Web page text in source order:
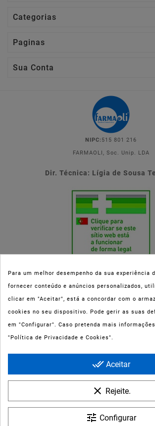
Categorias
Paginas
Sua Conta
NIPC: 515 801 216
FARMAOLI, Soc. Unip. LDA
Dir. Técnica: Lígia de Sousa
Esta parafarmácia (Farmaoli) encontra-se
(registo nº 00078/2020) para a dispensa de
Sujeitos a Receita Médica (MNSRM) e produtos
ao domicílio e através da internet. Os
Maia, Matosinhos, Gondomar e Vila
Para um melhor desempenho da sua experiência
fornecer conteúdo e anúncios personalizados,
clicar em "Aceitar", está a concordar com o
cookies no seu dispositivo. Pode gerir as suas
em "Configurar". Caso pretenda mais
"Política de Privacidade e Cookies".
done_all Aceitar
clear Rejeite.
tune Configurar